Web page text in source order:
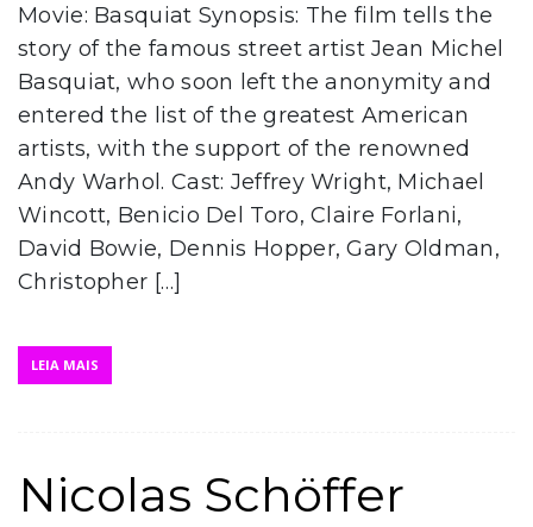
Movie: Basquiat Synopsis: The film tells the
story of the famous street artist Jean Michel
Basquiat, who soon left the anonymity and
entered the list of the greatest American
artists, with the support of the renowned
Andy Warhol. Cast: Jeffrey Wright, Michael
Wincott, Benicio Del Toro, Claire Forlani,
David Bowie, Dennis Hopper, Gary Oldman,
Christopher […]
LEIA MAIS
Nicolas Schöffer